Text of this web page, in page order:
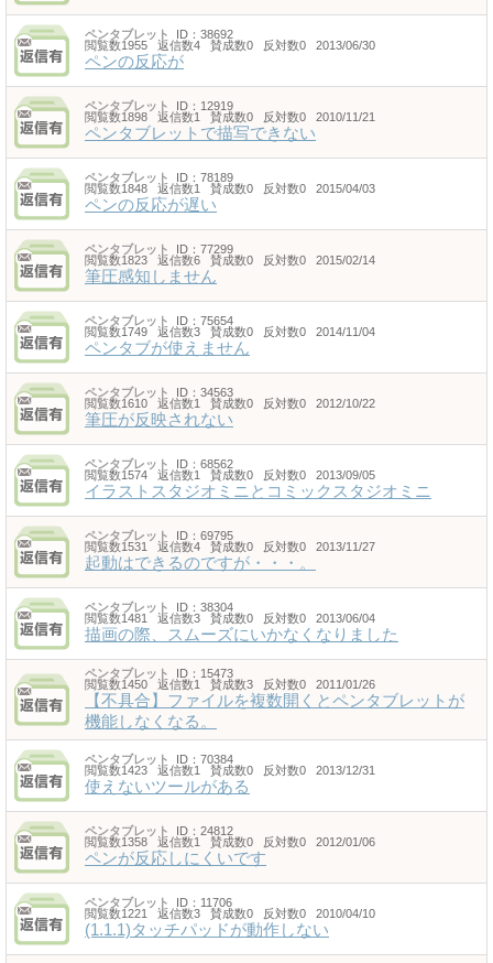
ペンタブレット
ID：38692
閲覧数1955 返信数4 賛成数0 反対数0 2013/06/30
ペンの反応が
ペンタブレット
ID：12919
閲覧数1898 返信数1 賛成数0 反対数0 2010/11/21
ペンタブレットで描写できない
ペンタブレット
ID：78189
閲覧数1848 返信数1 賛成数0 反対数0 2015/04/03
ペンの反応が遅い
ペンタブレット
ID：77299
閲覧数1823 返信数6 賛成数0 反対数0 2015/02/14
筆圧感知しません
ペンタブレット
ID：75654
閲覧数1749 返信数3 賛成数0 反対数0 2014/11/04
ペンタブが使えません
ペンタブレット
ID：34563
閲覧数1610 返信数1 賛成数0 反対数0 2012/10/22
筆圧が反映されない
ペンタブレット
ID：68562
閲覧数1574 返信数1 賛成数0 反対数0 2013/09/05
イラストスタジオミニとコミックスタジオミニ
ペンタブレット
ID：69795
閲覧数1531 返信数4 賛成数0 反対数0 2013/11/27
起動はできるのですが・・・。
ペンタブレット
ID：38304
閲覧数1481 返信数3 賛成数0 反対数0 2013/06/04
描画の際、スムーズにいかなくなりました
ペンタブレット
ID：15473
閲覧数1450 返信数1 賛成数3 反対数0 2011/01/26
【不具合】ファイルを複数開くとペンタブレットが
機能しなくなる。
ペンタブレット
ID：70384
閲覧数1423 返信数1 賛成数0 反対数0 2013/12/31
使えないツールがある
ペンタブレット
ID：24812
閲覧数1358 返信数1 賛成数0 反対数0 2012/01/06
ペンが反応しにくいです
ペンタブレット
ID：11706
閲覧数1221 返信数3 賛成数0 反対数0 2010/04/10
(1.1.1)タッチパッドが動作しない